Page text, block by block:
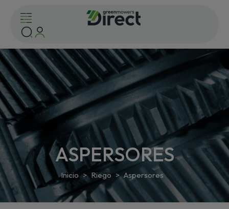
ASPERSORES
Inicio Riego Aspersores